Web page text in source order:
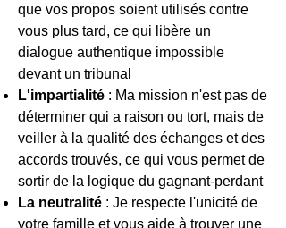
que vos propos soient utilisés contre
vous plus tard, ce qui libère un
dialogue authentique impossible
devant un tribunal
L'impartialité : Ma mission n'est pas de
déterminer qui a raison ou tort, mais de
veiller à la qualité des échanges et des
accords trouvés, ce qui vous permet de
sortir de la logique du gagnant-perdant
La neutralité : Je respecte l'unicité de
votre famille et vous aide à trouver une